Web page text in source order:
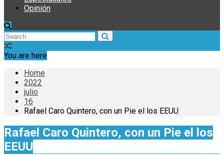
Opinión
You are here
Home
2022
julio
16
Rafael Caro Quintero, con un Pie el los EEUU
Rafael Caro Quintero, con un Pie el los
EEUU